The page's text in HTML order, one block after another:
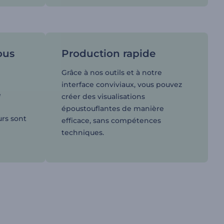
sont
Production rapide
Grâce à nos outils et à notre
interface conviviaux, vous pouvez
créer des visualisations
époustouflantes de manière
efficace, sans compétences
techniques.